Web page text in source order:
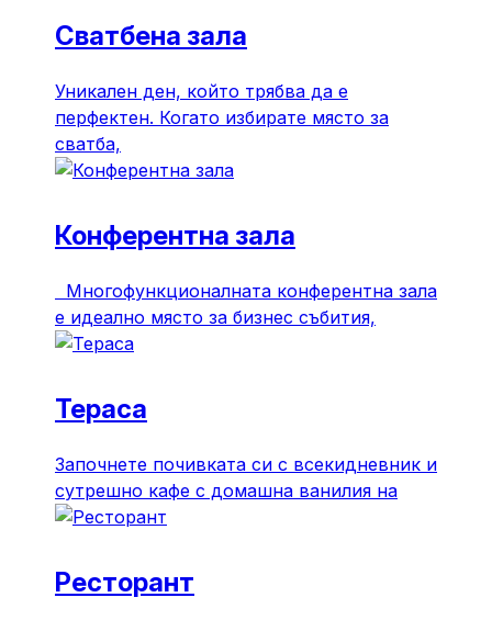
Сватбена зала
Уникален ден, който трябва да е
перфектен. Когато избирате място за
сватба,
Конферентна зала
Многофункционалната конферентна зала
е идеално място за бизнес събития,
Тераса
Започнете почивката си с всекидневник и
сутрешно кафе с домашна ванилия на
Ресторант